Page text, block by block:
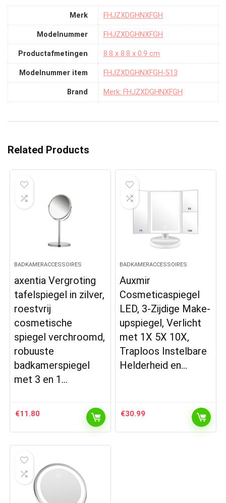
Merk ‎FHJZXDGHNXFGH
Modelnummer ‎FHJZXDGHNXFGH
Productafmetingen ‎8.8 x 8.8 x 0.9 cm
Modelnummer item ‎FHJZXDGHNXFGH-513
Brand Merk: FHJZXDGHNXFGH
Related Products
BADKAMERACCESSOIRES
axentia Vergroting
tafelspiegel in zilver,
roestvrij
cosmetische
spiegel verchroomd,
robuuste
badkamerspiegel
met 3 en 1…
€11.80
BADKAMERACCESSOIRES
Auxmir
Cosmeticaspiegel
LED, 3-Zijdige Make-
upspiegel, Verlicht
met 1X 5X 10X,
Traploos Instelbare
Helderheid en…
€30.99